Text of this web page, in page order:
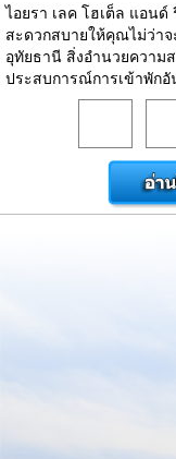
ไอยรา เลค โฮเต็ล แอน
สะดวกสบายให้คุณไม่ว่า
อุทัยธานี สิ่งอำนวยความ
ประสบการณ์การเข้าพัก